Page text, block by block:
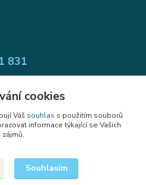
831
sběr cookies.
cookies
Váš souhlas s použitím souborů
informace týkající se Vašich
zájmů.
Souhlasím